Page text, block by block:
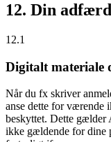
12. Din
12.1
Digitalt materiale
Når du fx skriver
anse dette for værende
beskyttet. Dette gælder
ikke gældende for dine